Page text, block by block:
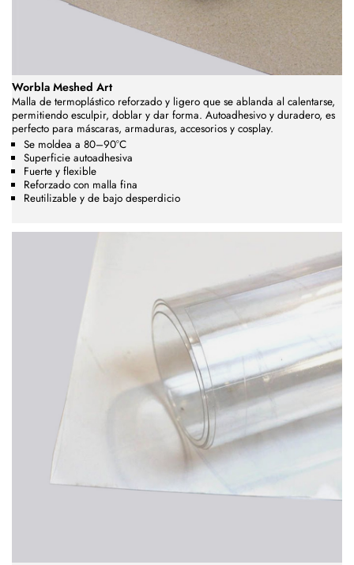
Worbla Meshed Art
Malla de termoplástico reforzado y ligero que se ablanda al calentarse,
permitiendo esculpir, doblar y dar forma. Autoadhesivo y duradero, es
perfecto para máscaras, armaduras, accesorios y cosplay.
Se moldea a 80–90°C
Superficie autoadhesiva
Fuerte y flexible
Reforzado con malla fina
Reutilizable y de bajo desperdicio